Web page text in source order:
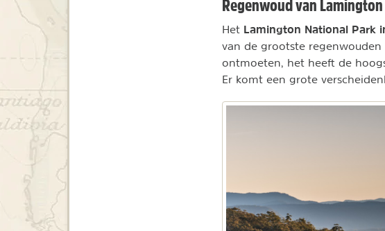
Regenwoud van Lamington
Het Lamington National Park
van de grootste
ontmoeten, het heeft de
Er komt een grote